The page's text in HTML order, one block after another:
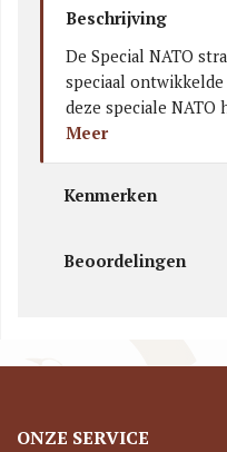
Beschrijving
De Special NATO
speciaal
deze speciale NATO
Meer
Kenmerken
Beoordelingen
ONZE SERVICE